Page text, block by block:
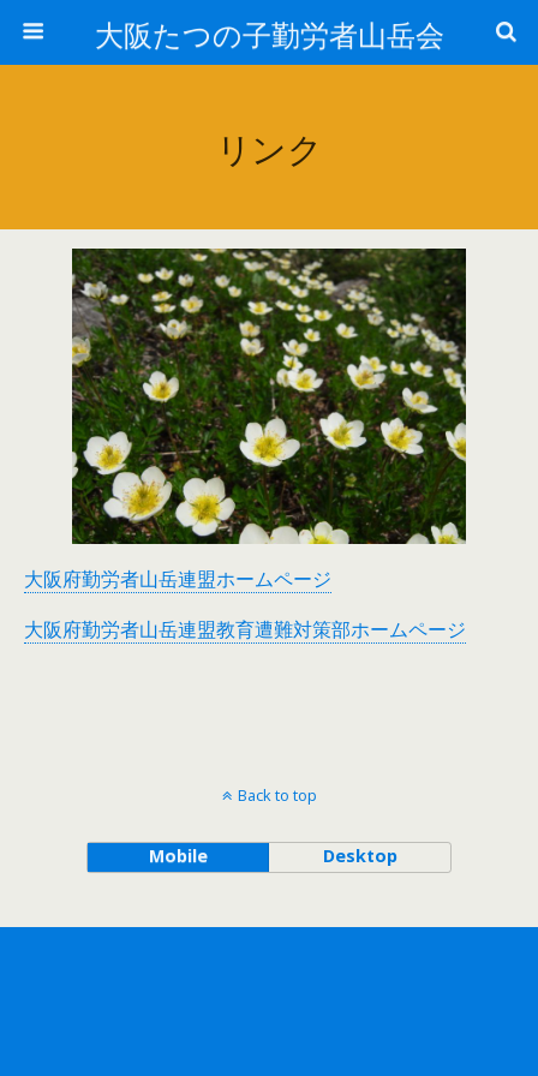
大阪たつの子勤労者山岳会
リンク
大阪府勤労者山岳連盟ホームページ
大阪府勤労者山岳連盟教育遭難対策部ホームページ
Back to top
Mobile Desktop